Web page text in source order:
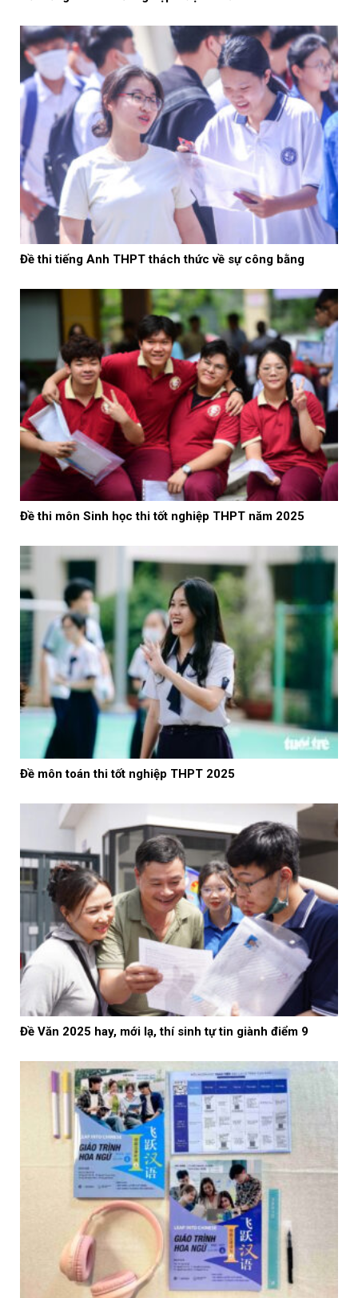
Đề thi tiếng Anh THPT thách thức về sự công bằng
Đề thi môn Sinh học thi tốt nghiệp THPT năm 2025
Đề môn toán thi tốt nghiệp THPT 2025
Đề Văn 2025 hay, mới lạ, thí sinh tự tin giành điểm 9